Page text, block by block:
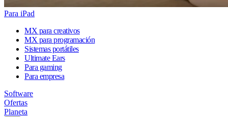
Para iPad
MX para creativos
MX para programación
Sistemas portátiles
Ultimate Ears
Para gaming
Para empresa
Software
Ofertas
Planeta